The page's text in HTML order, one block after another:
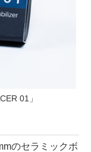
01」
のセラミックボ